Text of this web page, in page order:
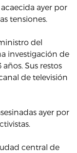
ayer por
tensiones.
del
investigación de
Sus restos
de televisión
ayer por
central de